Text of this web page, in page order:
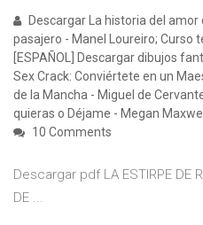
Descargar La historia del amor
pasajero - Manel Loureiro; Curso
[ESPAÑOL] Descargar dibujos
Sex Crack: Conviértete en un
de la Mancha - Miguel de
quieras o Déjame - Megan Maxwe
10 Comments
Descargar pdf LA ESTIRPE DE
DE ...